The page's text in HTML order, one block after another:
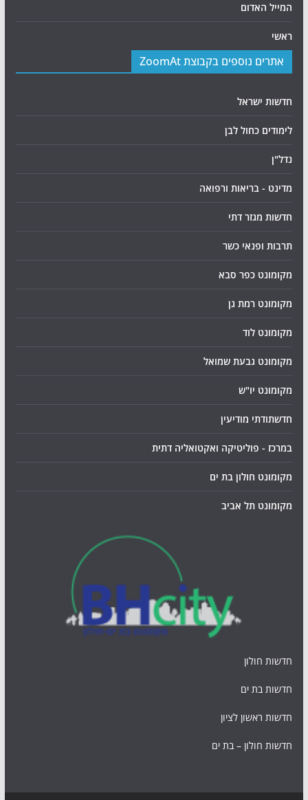
המייל האדום
ראשי
אתרים נוספים בקבוצת ZoomAt
חדשות ישראל
לימודים כחול לבן
נדל"ן
מדינט - בריאות ורפואה
חדשות מגזר דתי
תרבות ופנאי כשר
מקומונט כפר סבא
מקומונט רמת גן
מקומונט לוד
מקומונט גבעת שמואל
מקומונט יו"ש
חדשתודתי מודיעין
במרכז - פוליטיקה ואקטואליה דתית
מקומונט חולון בת ים
מקומונט תל אביב
חדשות חולון
חדשות בת ים
חדשות ראשון לציון
חדשות חולון – בת ים